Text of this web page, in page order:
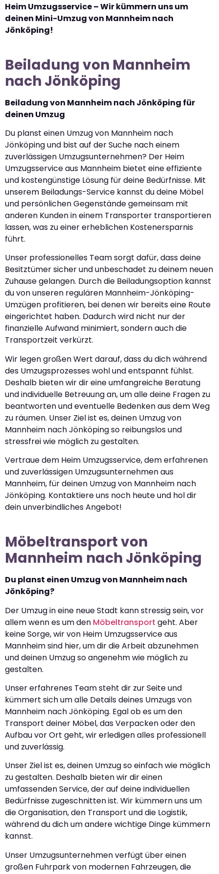
Heim Umzugsservice – Wir kümmern uns um
deinen Mini-Umzug von Mannheim nach
Jönköping!
Beiladung von Mannheim
nach Jönköping
Beiladung von Mannheim nach Jönköping für
deinen Umzug
Du planst einen Umzug von Mannheim nach
Jönköping und bist auf der Suche nach einem
zuverlässigen Umzugsunternehmen? Der Heim
Umzugsservice aus Mannheim bietet eine effiziente
und kostengünstige Lösung für deine Bedürfnisse. Mit
unserem Beiladungs-Service kannst du deine Möbel
und persönlichen Gegenstände gemeinsam mit
anderen Kunden in einem Transporter transportieren
lassen, was zu einer erheblichen Kostenersparnis
führt.
Unser professionelles Team sorgt dafür, dass deine
Besitztümer sicher und unbeschadet zu deinem neuen
Zuhause gelangen. Durch die Beiladungsoption kannst
du von unseren regulären Mannheim-Jönköping-
Umzügen profitieren, bei denen wir bereits eine Route
eingerichtet haben. Dadurch wird nicht nur der
finanzielle Aufwand minimiert, sondern auch die
Transportzeit verkürzt.
Wir legen großen Wert darauf, dass du dich während
des Umzugsprozesses wohl und entspannt fühlst.
Deshalb bieten wir dir eine umfangreiche Beratung
und individuelle Betreuung an, um alle deine Fragen zu
beantworten und eventuelle Bedenken aus dem Weg
zu räumen. Unser Ziel ist es, deinen Umzug von
Mannheim nach Jönköping so reibungslos und
stressfrei wie möglich zu gestalten.
Vertraue dem Heim Umzugsservice, dem erfahrenen
und zuverlässigen Umzugsunternehmen aus
Mannheim, für deinen Umzug von Mannheim nach
Jönköping. Kontaktiere uns noch heute und hol dir
dein unverbindliches Angebot!
Möbeltransport von
Mannheim nach Jönköping
Du planst einen Umzug von Mannheim nach
Jönköping?
Der Umzug in eine neue Stadt kann stressig sein, vor
allem wenn es um den Möbeltransport geht. Aber
keine Sorge, wir von Heim Umzugsservice aus
Mannheim sind hier, um dir die Arbeit abzunehmen
und deinen Umzug so angenehm wie möglich zu
gestalten.
Unser erfahrenes Team steht dir zur Seite und
kümmert sich um alle Details deines Umzugs von
Mannheim nach Jönköping. Egal ob es um den
Transport deiner Möbel, das Verpacken oder den
Aufbau vor Ort geht, wir erledigen alles professionell
und zuverlässig.
Unser Ziel ist es, deinen Umzug so einfach wie möglich
zu gestalten. Deshalb bieten wir dir einen
umfassenden Service, der auf deine individuellen
Bedürfnisse zugeschnitten ist. Wir kümmern uns um
die Organisation, den Transport und die Logistik,
während du dich um andere wichtige Dinge kümmern
kannst.
Unser Umzugsunternehmen verfügt über einen
großen Fuhrpark von modernen Fahrzeugen, die